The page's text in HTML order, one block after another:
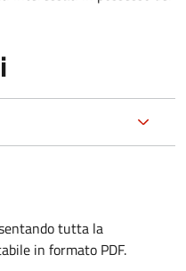
tutta la
in formato PDF.